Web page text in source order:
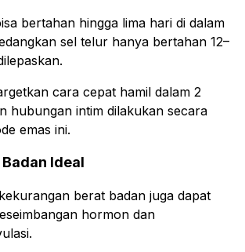
bertahan hingga lima hari di dalam
sel telur hanya bertahan 12–
cara cepat hamil dalam 2
hubungan intim dilakukan secara
emas ini.
Ideal
berat badan juga dapat
hormon dan